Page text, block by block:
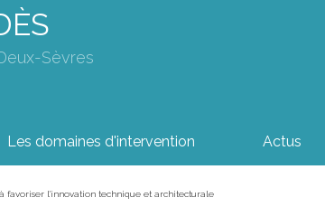
Sèvres
Les domaines d'intervention Actus
favoriser l'innovation technique et architecturale